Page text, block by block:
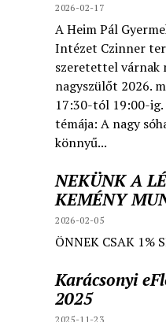
2026-02-17
A Heim Pál
Intézet Czinner
szeretettel várnak
nagyszülőt 2026.
17:30-tól 19:00-ig.
témája: A nagy
könnyű...
NEKÜNK A
KEMÉNY
2026-02-05
ÖNNEK CSAK 1%
Karácsonyi
2025
2025-11-23